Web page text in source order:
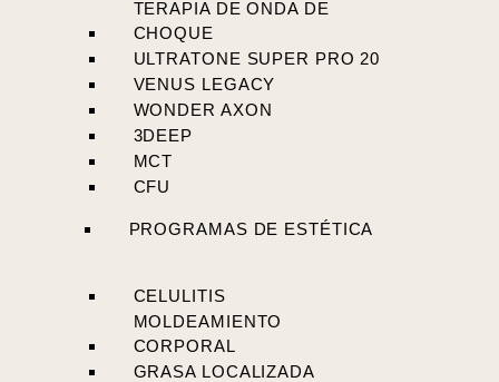
TERAPIA DE ONDA DE
CHOQUE
ULTRATONE SUPER PRO 20
VENUS LEGACY
WONDER AXON
3DEEP
MCT
CFU
PROGRAMAS DE ESTÉTICA
CELULITIS
MOLDEAMIENTO
CORPORAL
GRASA LOCALIZADA